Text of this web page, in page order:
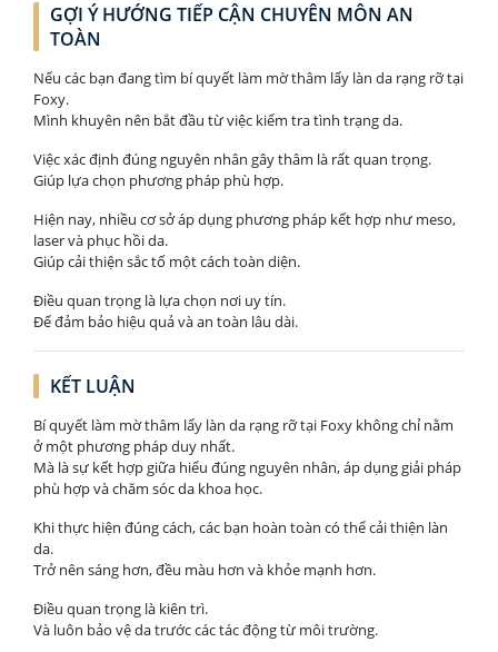
GỢI Ý HƯỚNG TIẾP CẬN CHUYÊN MÔN AN
TOÀN
Nếu các bạn đang tìm bí quyết làm mờ thâm lấy làn da rạng rỡ tại
Foxy.
Mình khuyên nên bắt đầu từ việc kiểm tra tình trạng da.
Việc xác định đúng nguyên nhân gây thâm là rất quan trọng.
Giúp lựa chọn phương pháp phù hợp.
Hiện nay, nhiều cơ sở áp dụng phương pháp kết hợp như meso,
laser và phục hồi da.
Giúp cải thiện sắc tố một cách toàn diện.
Điều quan trọng là lựa chọn nơi uy tín.
Để đảm bảo hiệu quả và an toàn lâu dài.
KẾT LUẬN
Bí quyết làm mờ thâm lấy làn da rạng rỡ tại Foxy không chỉ nằm
ở một phương pháp duy nhất.
Mà là sự kết hợp giữa hiểu đúng nguyên nhân, áp dụng giải pháp
phù hợp và chăm sóc da khoa học.
Khi thực hiện đúng cách, các bạn hoàn toàn có thể cải thiện làn
da.
Trở nên sáng hơn, đều màu hơn và khỏe mạnh hơn.
Điều quan trọng là kiên trì.
Và luôn bảo vệ da trước các tác động từ môi trường.